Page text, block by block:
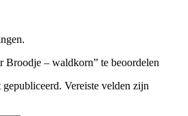
Broodje – waldkorn” te beoordelen
Vereiste velden zijn